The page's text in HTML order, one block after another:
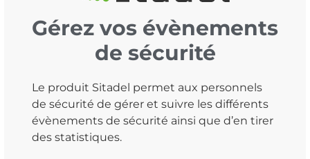
Gérez vos évènements
de sécurité
Le produit Sitadel permet aux personnels
de sécurité de gérer et suivre les différents
évènements de sécurité ainsi que d’en tirer
des statistiques.